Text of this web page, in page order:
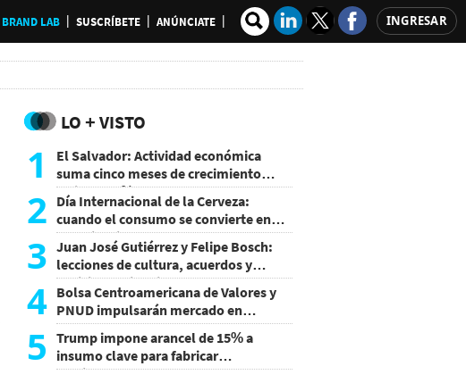
BRAND LAB SUSCRÍBETE ANÚNCIATE INGRESAR
LO + VISTO
1
El Salvador: Actividad económica
suma cinco meses de crecimiento
arriba de 4%
2 Día Internacional de la Cerveza:
cuando el consumo se convierte en
experiencia
3 Juan José Gutiérrez y Felipe Bosch:
lecciones de cultura, acuerdos y
decisiones sin miedo
4 Bolsa Centroamericana de Valores y
PNUD impulsarán mercado en
Honduras
5
Trump impone arancel de 15% a
insumo clave para fabricar
semiconductores y paneles